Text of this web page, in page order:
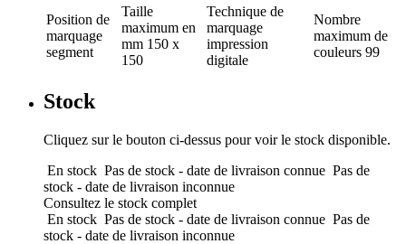
Position de
marquage
segment
Taille
maximum en
mm 150 x
150
Technique de
marquage
impression
digitale
Nombre
maximum de
couleurs 99
Stock
Cliquez sur le bouton ci-dessus pour voir le stock disponible.
En stock Pas de stock - date de livraison connue Pas de
stock - date de livraison inconnue
Consultez le stock complet
En stock Pas de stock - date de livraison connue Pas de
stock - date de livraison inconnue